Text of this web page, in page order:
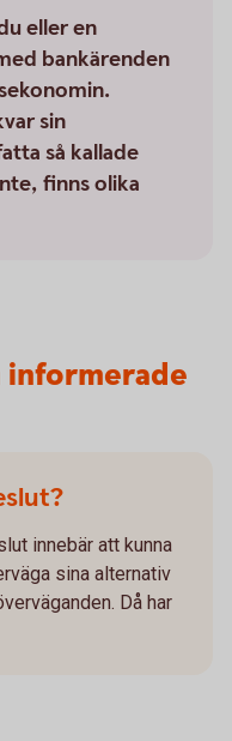
eller en
bankärenden
sin
så kallade
finns olika
informerade
innebär att kunna
sina alternativ
Då har